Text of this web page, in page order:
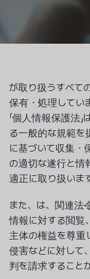
が取り扱うすべて
保有・処理してい
「個人情報保護法
る一般的な規範を
に基づいて収集・
の適切な遂行と情
適正に取り扱いま
また、は、関連法
情報に対する閲覧
主体の権益を尊重
侵害などに対して
判を請求すること